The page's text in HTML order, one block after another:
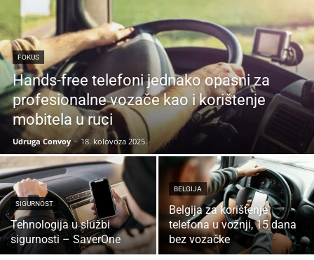
FOKUS
Hands-free telefoni jednako opasni za
profesionalne vozače kao i korištenje
mobitela u ruci
Udruga Convoy - 18. kolovoza 2025.
SIGURNOST
Tehnologija u službi
sigurnosti – SaverOne
BELGIJA
Belgija za korištenje
telefona u vožnji, 15 dana
bez vozačke